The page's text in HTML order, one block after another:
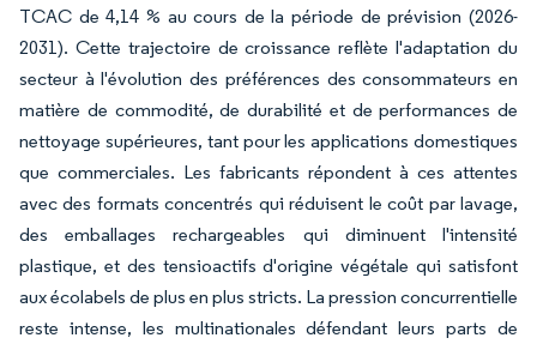
TCAC de 4,14 % au cours de la période de prévision (2026-
2031). Cette trajectoire de croissance reflète l'adaptation du
secteur à l'évolution des préférences des consommateurs en
matière de commodité, de durabilité et de performances de
nettoyage supérieures, tant pour les applications domestiques
que commerciales. Les fabricants répondent à ces attentes
avec des formats concentrés qui réduisent le coût par lavage,
des emballages rechargeables qui diminuent l'intensité
plastique, et des tensioactifs d'origine végétale qui satisfont
aux écolabels de plus en plus stricts. La pression concurrentielle
reste intense, les multinationales défendant leurs parts de